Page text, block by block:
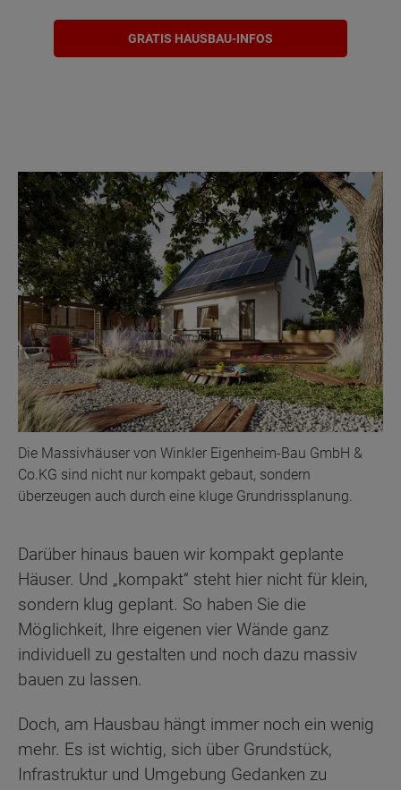
GRATIS HAUSBAU-INFOS
Die Massivhäuser von Winkler Eigenheim-Bau GmbH &
Co.KG sind nicht nur kompakt gebaut, sondern
überzeugen auch durch eine kluge Grundrissplanung.
Darüber hinaus bauen wir kompakt geplante
Häuser. Und „kompakt“ steht hier nicht für klein,
sondern klug geplant. So haben Sie die
Möglichkeit, Ihre eigenen vier Wände ganz
individuell zu gestalten und noch dazu massiv
bauen zu lassen.
Doch, am Hausbau hängt immer noch ein wenig
mehr. Es ist wichtig, sich über Grundstück,
Infrastruktur und Umgebung Gedanken zu